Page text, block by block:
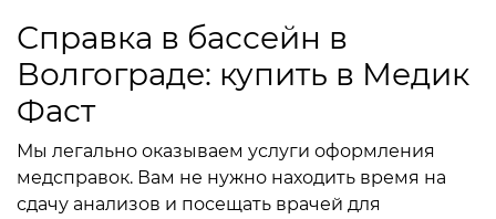
Справка в бассейн в
Волгограде: купить в Медик
Фаст
Мы легально оказываем услуги оформления
медсправок. Вам не нужно находить время на
сдачу анализов и посещать врачей для